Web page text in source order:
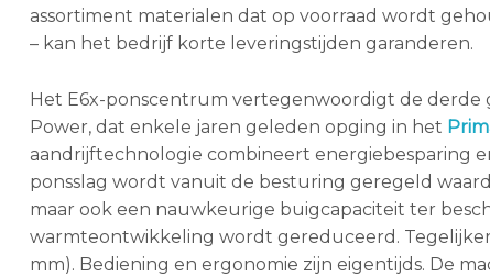
assortiment materialen dat op voorraad wordt
– kan het bedrijf korte leveringstijden garanderen.
Het E6x-ponscentrum vertegenwoordigt de derde
Power, dat enkele jaren geleden opging in het
aandrijftechnologie combineert energiebesparing
ponsslag wordt vanuit de besturing geregeld
maar ook een nauwkeurige buigcapaciteit ter
warmteontwikkeling wordt gereduceerd.
mm). Bediening en ergonomie zijn eigentijds. De